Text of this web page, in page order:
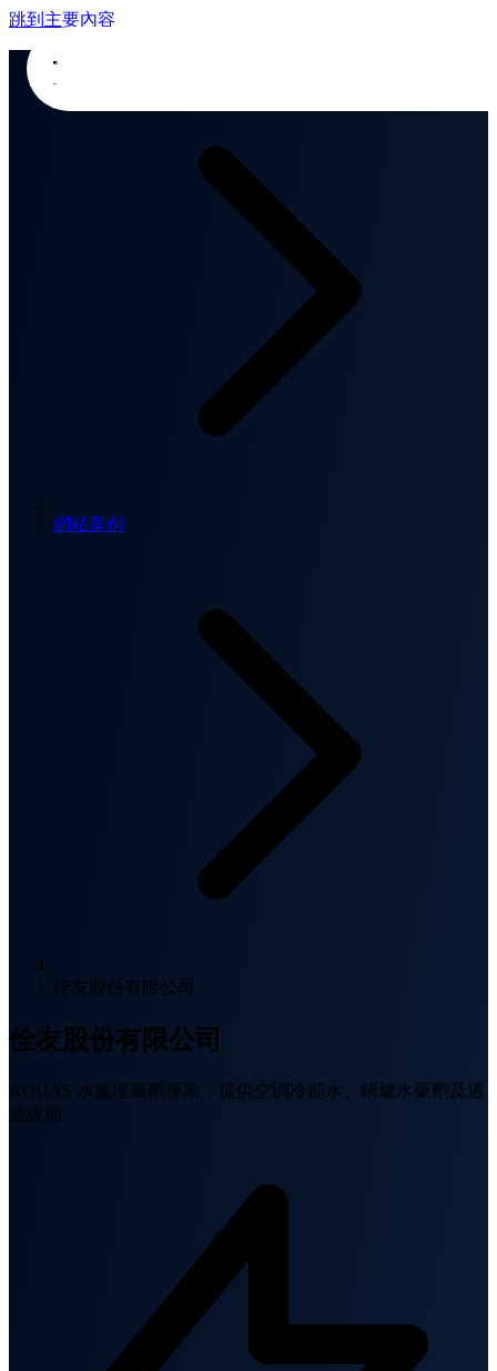
跳到主要內容
首頁
網站案例
佺友股份有限公司
佺友股份有限公司
AQUAS 水處理藥劑專家，提供空調冷卻水、鍋爐水藥劑及過
濾設備